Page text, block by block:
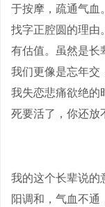
于按摩，疏通气血
找字正腔圆的理由
有估值。虽然是长
我们更像是忘年交
我失恋悲痛欲绝的
死要活了，你还放
我的这个长辈说的
阳调和，气血不通